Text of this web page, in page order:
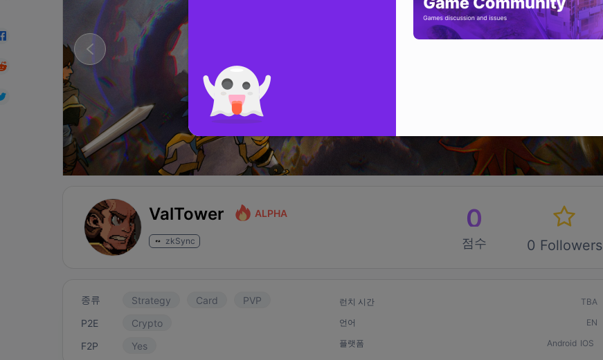
ValTower ALPHA
zkSync
0
점수 0 Followers
종류 Strategy Card
PVP
P2E
Crypto
F2P
Yes
런치 시간
TBA
언어
EN
플랫폼
Android IOS